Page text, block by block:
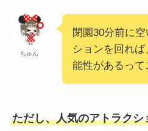
ちゅん
閉園30分前に
ションを回れ
能性があるって
ただし、人気のアトラク